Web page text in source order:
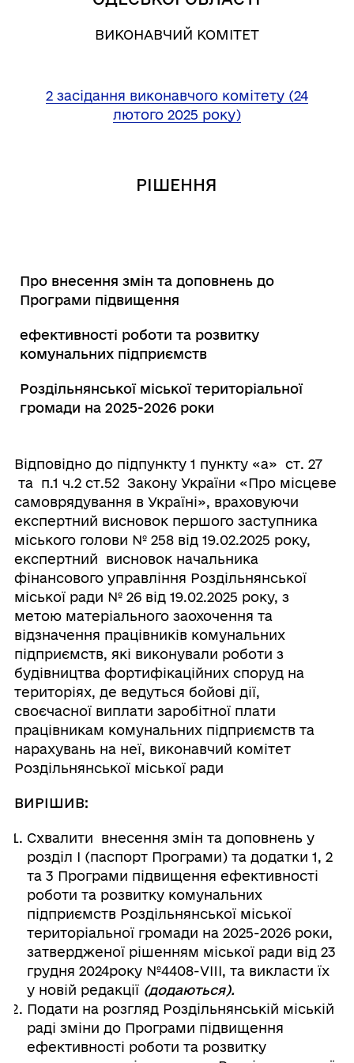
ВИКОНАВЧИЙ КОМІТЕТ
2 засідання виконавчого комітету (24
лютого 2025 року)
РІШЕННЯ
Про внесення змін та доповнень до
Програми підвищення
ефективності роботи та розвитку
комунальних підприємств
Роздільнянської міської територіальної
громади на 2025-2026 роки
Відповідно до підпункту 1 пункту «а» ст. 27
та п.1 ч.2 ст.52 Закону України «Про місцеве
самоврядування в Україні», враховуючи
експертний висновок першого заступника
міського голови № 258 від 19.02.2025 року,
експертний висновок начальника
фінансового управління Роздільнянської
міської ради № 26 від 19.02.2025 року, з
метою матеріального заохочення та
відзначення працівників комунальних
підприємств, які виконували роботи з
будівництва фортифікаційних споруд на
територіях, де ведуться бойові дії,
своєчасної виплати заробітної плати
працівникам комунальних підприємств та
нарахувань на неї, виконавчий комітет
Роздільнянської міської ради
ВИРІШИВ:
Схвалити внесення змін та доповнень у
розділ І (паспорт Програми) та додатки 1, 2
та 3 Програми підвищення ефективності
роботи та розвитку комунальних
підприємств Роздільнянської міської
територіальної громади на 2025-2026 роки,
затвердженої рішенням міської ради від 23
грудня 2024року №4408-VIII, та викласти їх
у новій редакції (додаються).
Подати на розгляд Роздільнянській міській
раді зміни до Програми підвищення
ефективності роботи та розвитку